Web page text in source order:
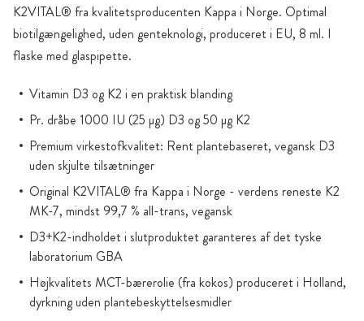
K2VITAL® fra kvalitetsproducenten Kappa i Norge. Optimal
biotilgængelighed, uden genteknologi, produceret i EU, 8 ml. I
flaske med glaspipette.
Vitamin D3 og K2 i en praktisk blanding
Pr. dråbe 1000 IU (25 µg) D3 og 50 µg K2
Premium virkestofkvalitet: Rent plantebaseret, vegansk D3
uden skjulte tilsætninger
Original K2VITAL® fra Kappa i Norge - verdens reneste K2
MK-7, mindst 99,7 % all-trans, vegansk
D3+K2-indholdet i slutproduktet garanteres af det tyske
laboratorium GBA
Højkvalitets MCT-bærerolie (fra kokos) produceret i Holland,
dyrkning uden plantebeskyttelsesmidler